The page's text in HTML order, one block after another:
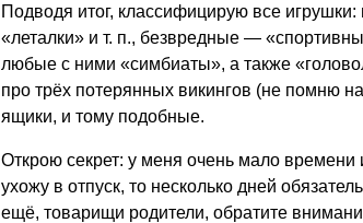
Подводя итог, классифицирую все
«леталки» и т. п., безвредные —
любые с ними «симбиаты», а также
про трёх потерянных викингов (не помню
ящики, и тому подобные.
Открою секрет: у меня очень мало времени
ухожу в отпуск, то несколько дней
ещё, товарищи родители, обратите